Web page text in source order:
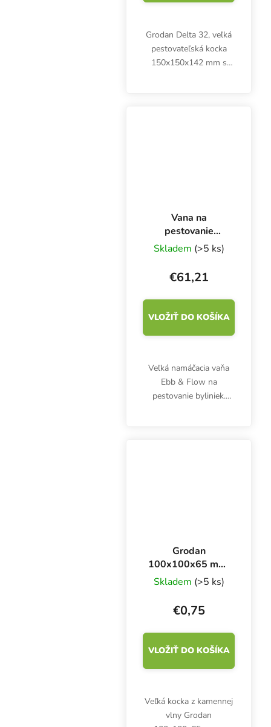
Grodan Delta 32, veľká
pestovateľská kocka
150x150x142 mm s
Vana na
pestovanie
Ebb&Flow
100x100 cm
Skladem (>5 ks)
€61,21
VLOŽIŤ DO KOŠÍKA
Veľká namáčacia vaňa
Ebb & Flow na
pestovanie byliniek.
Grodan
100x100x65 mm,
kocka z kamennej
vlny s otvorom
42x40 mm, 1 ks
Skladem (>5 ks)
€0,75
VLOŽIŤ DO KOŠÍKA
Veľká kocka z kamennej
vlny Grodan